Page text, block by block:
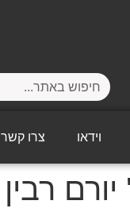
וידאו צרו קשר
רבין